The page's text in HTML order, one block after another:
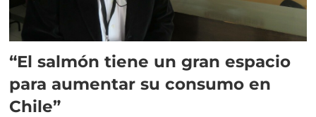
“El salmón tiene un gran espacio
para aumentar su consumo en
Chile”